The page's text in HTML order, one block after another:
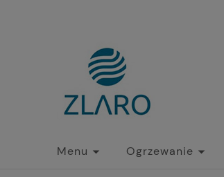
Menu Ogrzewanie